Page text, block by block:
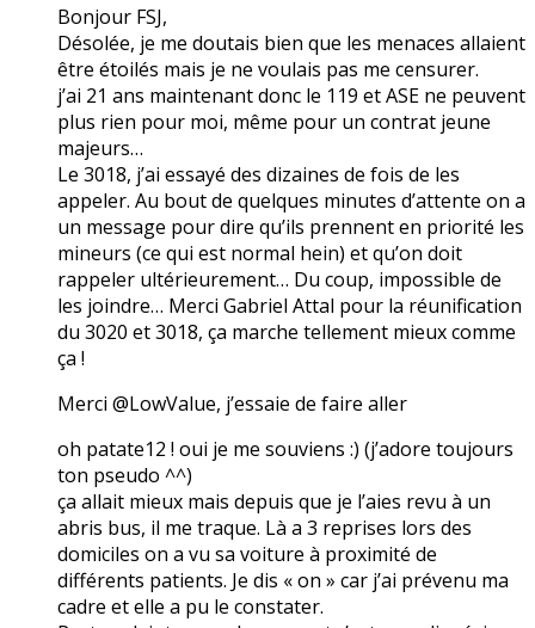
Bonjour FSJ,
Désolée, je me doutais bien que les menaces allaient
être étoilés mais je ne voulais pas me censurer.
j’ai 21 ans maintenant donc le 119 et ASE ne peuvent
plus rien pour moi, même pour un contrat jeune
majeurs…
Le 3018, j’ai essayé des dizaines de fois de les
appeler. Au bout de quelques minutes d’attente on a
un message pour dire qu’ils prennent en priorité les
mineurs (ce qui est normal hein) et qu’on doit
rappeler ultérieurement… Du coup, impossible de
les joindre… Merci Gabriel Attal pour la réunification
du 3020 et 3018, ça marche tellement mieux comme
ça !
Merci @LowValue, j’essaie de faire aller
oh patate12 ! oui je me souviens :) (j’adore toujours
ton pseudo ^^)
ça allait mieux mais depuis que je l’aies revu à un
abris bus, il me traque. Là a 3 reprises lors des
domiciles on a vu sa voiture à proximité de
différents patients. Je dis « on » car j’ai prévenu ma
cadre et elle a pu le constater.